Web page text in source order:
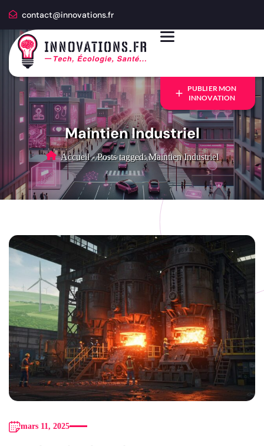
contact@innovations.fr
PUBLIER MON
INNOVATION
Maintien Industriel
Accueil - Posts tagged: Maintien Industriel
mars 11, 2025